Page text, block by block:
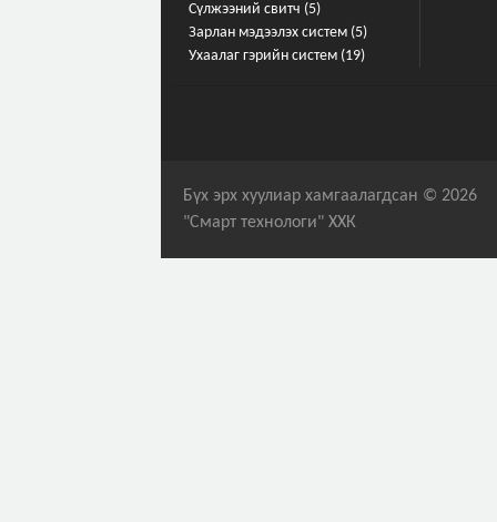
Сүлжээний свитч (5)
Зарлан мэдээлэх систем (5)
Ухаалаг гэрийн систем (19)
Бүх эрх хуулиар хамгаалагдсан © 2026
"Смарт технологи" ХХК